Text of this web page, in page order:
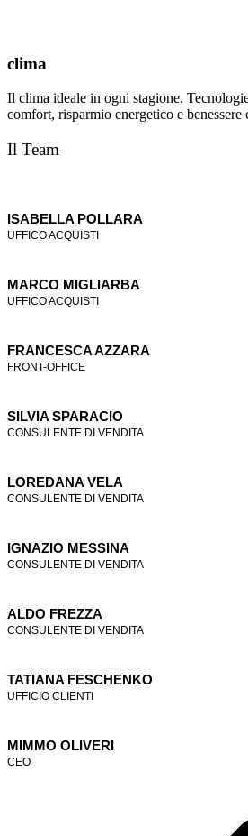
clima
Il clima ideale in ogni stagione.
comfort, risparmio energetico e benessere
Il Team
ISABELLA POLLARA
UFFICO ACQUISTI
MARCO MIGLIARBA
UFFICO ACQUISTI
FRANCESCA AZZARA
FRONT-OFFICE
SILVIA SPARACIO
CONSULENTE DI VENDITA
LOREDANA VELA
CONSULENTE DI VENDITA
IGNAZIO MESSINA
CONSULENTE DI VENDITA
ALDO FREZZA
CONSULENTE DI VENDITA
TATIANA FESCHENKO
UFFICIO CLIENTI
MIMMO OLIVERI
CEO